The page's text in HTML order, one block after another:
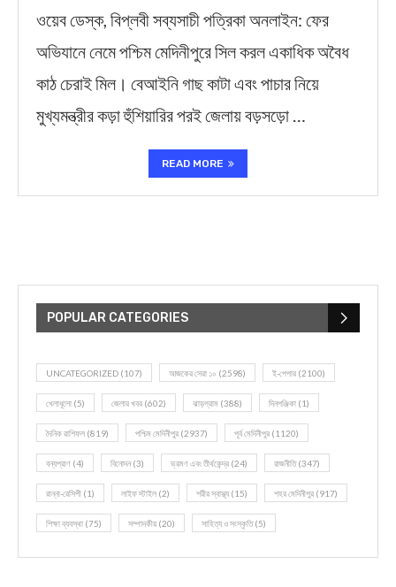
ওয়েব ডেস্ক, বিপ্লবী সব্যসাচী পত্রিকা অনলাইন: ফের
অভিযানে নেমে পশ্চিম মেদিনীপুরে সিল করল একাধিক অবৈধ
কাঠ চেরাই মিল। বেআইনি গাছ কাটা এবং পাচার নিয়ে
মুখ্যমন্ত্রীর কড়া হুঁশিয়ারির পরই জেলায় বড়সড়ো …
READ MORE
POPULAR CATEGORIES
UNCATEGORIZED (107) আজকের সেরা ১০ (2598) ই-পেপার (2100)
খেলাধূলো (5) জেলার খবর (602) ঝাড়গ্রাম (388) দিনপঞ্জিকা (1)
দৈনিক রাশিফল (819) পশ্চিম মেদিনীপুর (2937) পূর্ব মেদিনীপুর (1120)
বন্যপ্রাণ (4) বিনোদন(3) ভ্রমণ এবং তীর্থকেন্দ্র (24) রাজনীতি(347)
রান্না-রেসিপী (1) লাইফ স্টাইল (2) শরীর স্বাস্থ্য (15) শহর মেদিনীপুর (917)
শিক্ষা ব্যবস্থা (75) সম্পাদকীয় (20) সাহিত্য ও সংস্কৃতি(5)